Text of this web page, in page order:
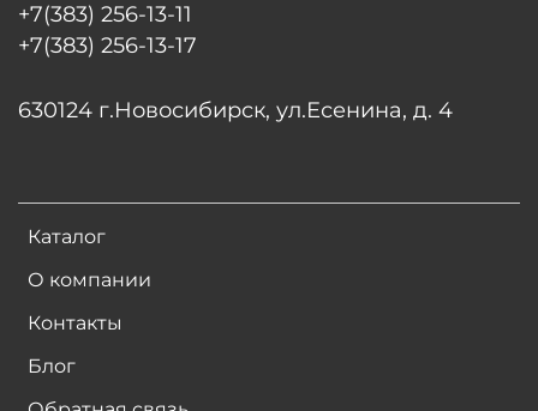
Каталог
О компании
Контакты
Блог
+7(383) 256-13-11
+7(383) 256-13-17
630124 г.Новосибирск, ул.Есенина, д. 4